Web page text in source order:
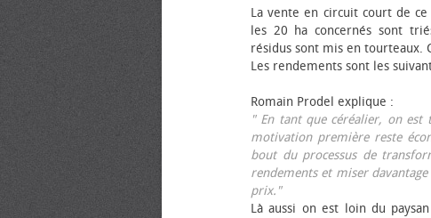
La vente en circuit court de
les 20 ha concernés sont
résidus sont mis en tourteaux.
Les rendements sont les
Romain Prodel explique :
" En tant que céréalier, on est
motivation première reste
bout du processus de
rendements et miser
prix."
Là aussi on est loin du